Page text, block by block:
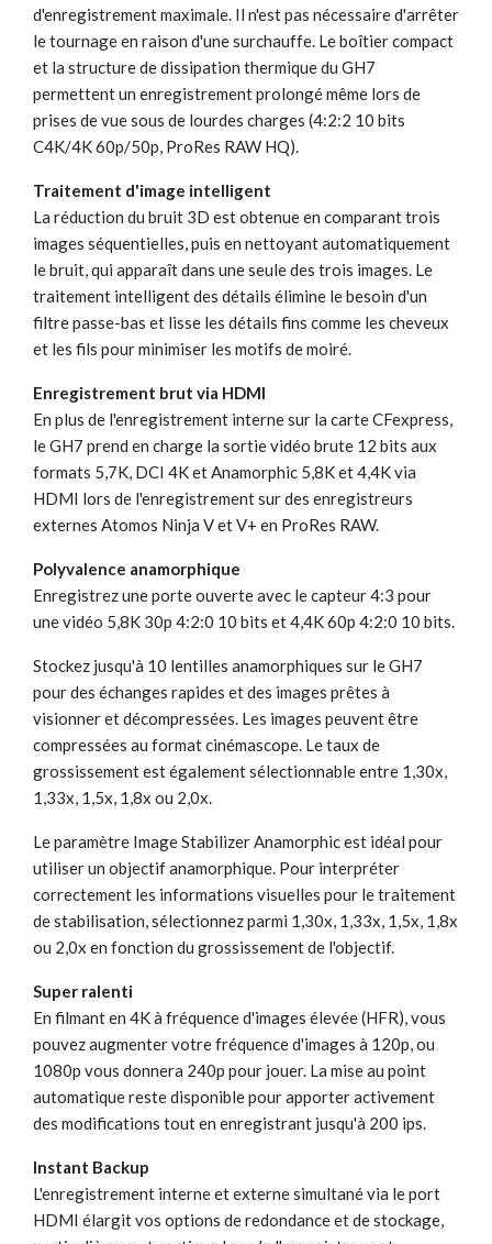
d'enregistrement maximale. Il n'est pas nécessaire d'arrêter
le tournage en raison d'une surchauffe. Le boîtier compact
et la structure de dissipation thermique du GH7
permettent un enregistrement prolongé même lors de
prises de vue sous de lourdes charges (4:2:2 10 bits
C4K/4K 60p/50p, ProRes RAW HQ).
Traitement d'image intelligent
La réduction du bruit 3D est obtenue en comparant trois
images séquentielles, puis en nettoyant automatiquement
le bruit, qui apparaît dans une seule des trois images. Le
traitement intelligent des détails élimine le besoin d'un
filtre passe-bas et lisse les détails fins comme les cheveux
et les fils pour minimiser les motifs de moiré.
Enregistrement brut via HDMI
En plus de l'enregistrement interne sur la carte CFexpress,
le GH7 prend en charge la sortie vidéo brute 12 bits aux
formats 5,7K, DCI 4K et Anamorphic 5,8K et 4,4K via
HDMI lors de l'enregistrement sur des enregistreurs
externes Atomos Ninja V et V+ en ProRes RAW.
Polyvalence anamorphique
Enregistrez une porte ouverte avec le capteur 4:3 pour
une vidéo 5,8K 30p 4:2:0 10 bits et 4,4K 60p 4:2:0 10 bits.
Stockez jusqu'à 10 lentilles anamorphiques sur le GH7
pour des échanges rapides et des images prêtes à
visionner et décompressées. Les images peuvent être
compressées au format cinémascope. Le taux de
grossissement est également sélectionnable entre 1,30x,
1,33x, 1,5x, 1,8x ou 2,0x.
Le paramètre Image Stabilizer Anamorphic est idéal pour
utiliser un objectif anamorphique. Pour interpréter
correctement les informations visuelles pour le traitement
de stabilisation, sélectionnez parmi 1,30x, 1,33x, 1,5x, 1,8x
ou 2,0x en fonction du grossissement de l'objectif.
Super ralenti
En filmant en 4K à fréquence d'images élevée (HFR), vous
pouvez augmenter votre fréquence d'images à 120p, ou
1080p vous donnera 240p pour jouer. La mise au point
automatique reste disponible pour apporter activement
des modifications tout en enregistrant jusqu'à 200 ips.
Instant Backup
L'enregistrement interne et externe simultané via le port
HDMI élargit vos options de redondance et de stockage,